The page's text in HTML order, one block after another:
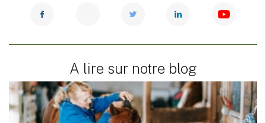
A lire sur notre blog